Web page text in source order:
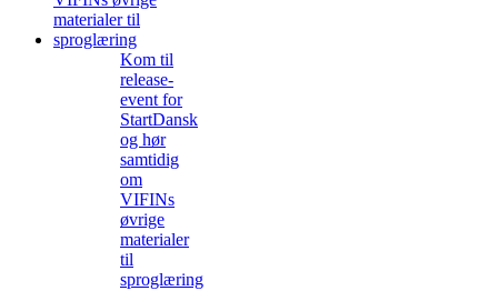
Kom til
release-
event for
StartDansk
og hør
samtidig
om
VIFINs
øvrige
materialer
til
sproglæring